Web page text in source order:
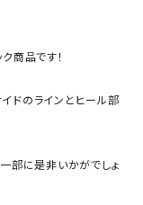
商品です！
ドのラインとヒール部
一部に是非いかがでしょ